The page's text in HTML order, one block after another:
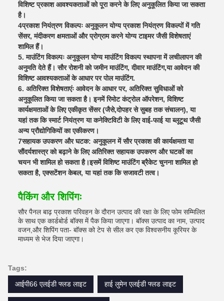
विशिष्ट प्रकाश आवश्यकताओं को पूरा करने के लिए अनुकूलित किया जा सकता
है।
4प्रकाश नियंत्रण विकल्पः अनुकूलन योग्य प्रकाश नियंत्रण विकल्पों में गति
सेंसर, मंदीकरण क्षमताओं और प्रोग्राम करने योग्य टाइमर जैसी विशेषताएं
शामिल हैं।
5. माउंटिंग विकल्पः अनुकूलन योग्य माउंटिंग विकल्प स्थापना में लचीलापन की
अनुमति देते हैं। सौर रोशनी को जमीन माउंटिंग, दीवार माउंटिंग,या आवेदन की
विशिष्ट आवश्यकताओं के आधार पर पोल माउंटिंग.
6. अतिरिक्त विशेषताएंः आवेदन के आधार पर, अतिरिक्त सुविधाओं को
अनुकूलित किया जा सकता है। इनमें रिमोट कंट्रोल ऑपरेशन, विशिष्ट
कार्यक्षमताओं के लिए एकीकृत सेंसर (जैसे,दोपहर से सुबह तक संचालन), या
यहां तक कि स्मार्ट नियंत्रण या कनेक्टिविटी के लिए वाई-फाई या ब्लूटूथ जैसी
अन्य प्रौद्योगिकियों का एकीकरण।
7सहायक उपकरण और घटक: अनुकूलन में सौर प्रकाश की कार्यक्षमता या
सौंदर्यशास्त्र को बढ़ाने के लिए अतिरिक्त सहायक उपकरण और घटकों का
चयन भी शामिल हो सकता है।इसमें विशिष्ट माउंटिंग ब्रैकेट चुनना शामिल हो
सकता है, एक्सटेंशन केबल, या यहां तक कि सजावटी तत्व।
पैकिंग और शिपिंगः
सौर पैनल बाढ़ प्रकाश परिवहन के दौरान उत्पाद की रक्षा के लिए फोम सम्मिलित
के साथ एक कार्डबोर्ड बॉक्स में पैक किया जाएगा। बॉक्स उत्पाद का नाम, उत्पाद
वजन,और शिपिंग पता- बॉक्स को टेप से सील कर एक विश्वसनीय कूरियर के
माध्यम से भेज दिया जाएगा।
Tags:
आईपी66 एलईडी फ्लड लाइट
हाई लुमेन एलईडी फ्लड लाइट